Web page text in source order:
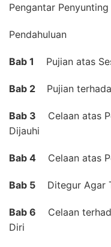
Pengantar Penyunting
Pendahuluan
Bab 1 Pujian atas
Bab 2 Pujian
Bab 3 Celaan atas
Dijauhi
Bab 4 Celaan atas
Bab 5 Ditegur Agar
Bab 6 Celaan
Diri